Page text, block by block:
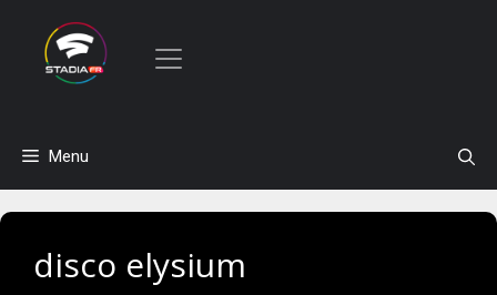
contenu
Menu
disco elysium